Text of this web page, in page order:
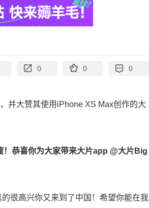
0 0 0
并大赞其使用iPhone XS Max创作的大
恭喜你为大家带来大片app @大片Big
很高兴你又来到了中国！希望你能在我